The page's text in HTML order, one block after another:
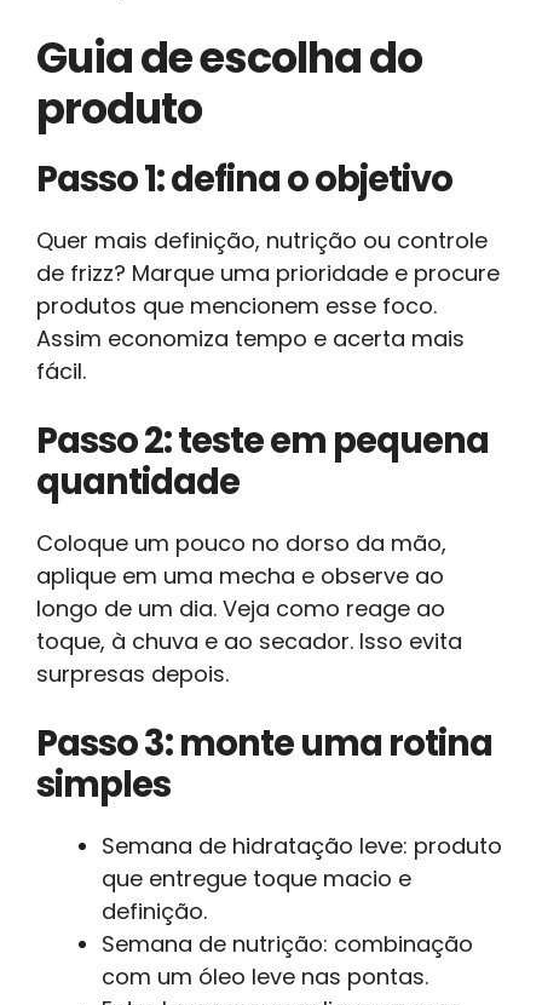
Guia de escolha do
produto
Passo 1: defina o objetivo
Quer mais definição, nutrição ou controle
de frizz? Marque uma prioridade e procure
produtos que mencionem esse foco.
Assim economiza tempo e acerta mais
fácil.
Passo 2: teste em pequena
quantidade
Coloque um pouco no dorso da mão,
aplique em uma mecha e observe ao
longo de um dia. Veja como reage ao
toque, à chuva e ao secador. Isso evita
surpresas depois.
Passo 3: monte uma rotina
simples
Semana de hidratação leve: produto
que entregue toque macio e
definição.
Semana de nutrição: combinação
com um óleo leve nas pontas.